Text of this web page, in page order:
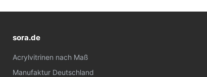
sora.de
Acrylvitrinen nach Maß
Manufaktur Deutschland